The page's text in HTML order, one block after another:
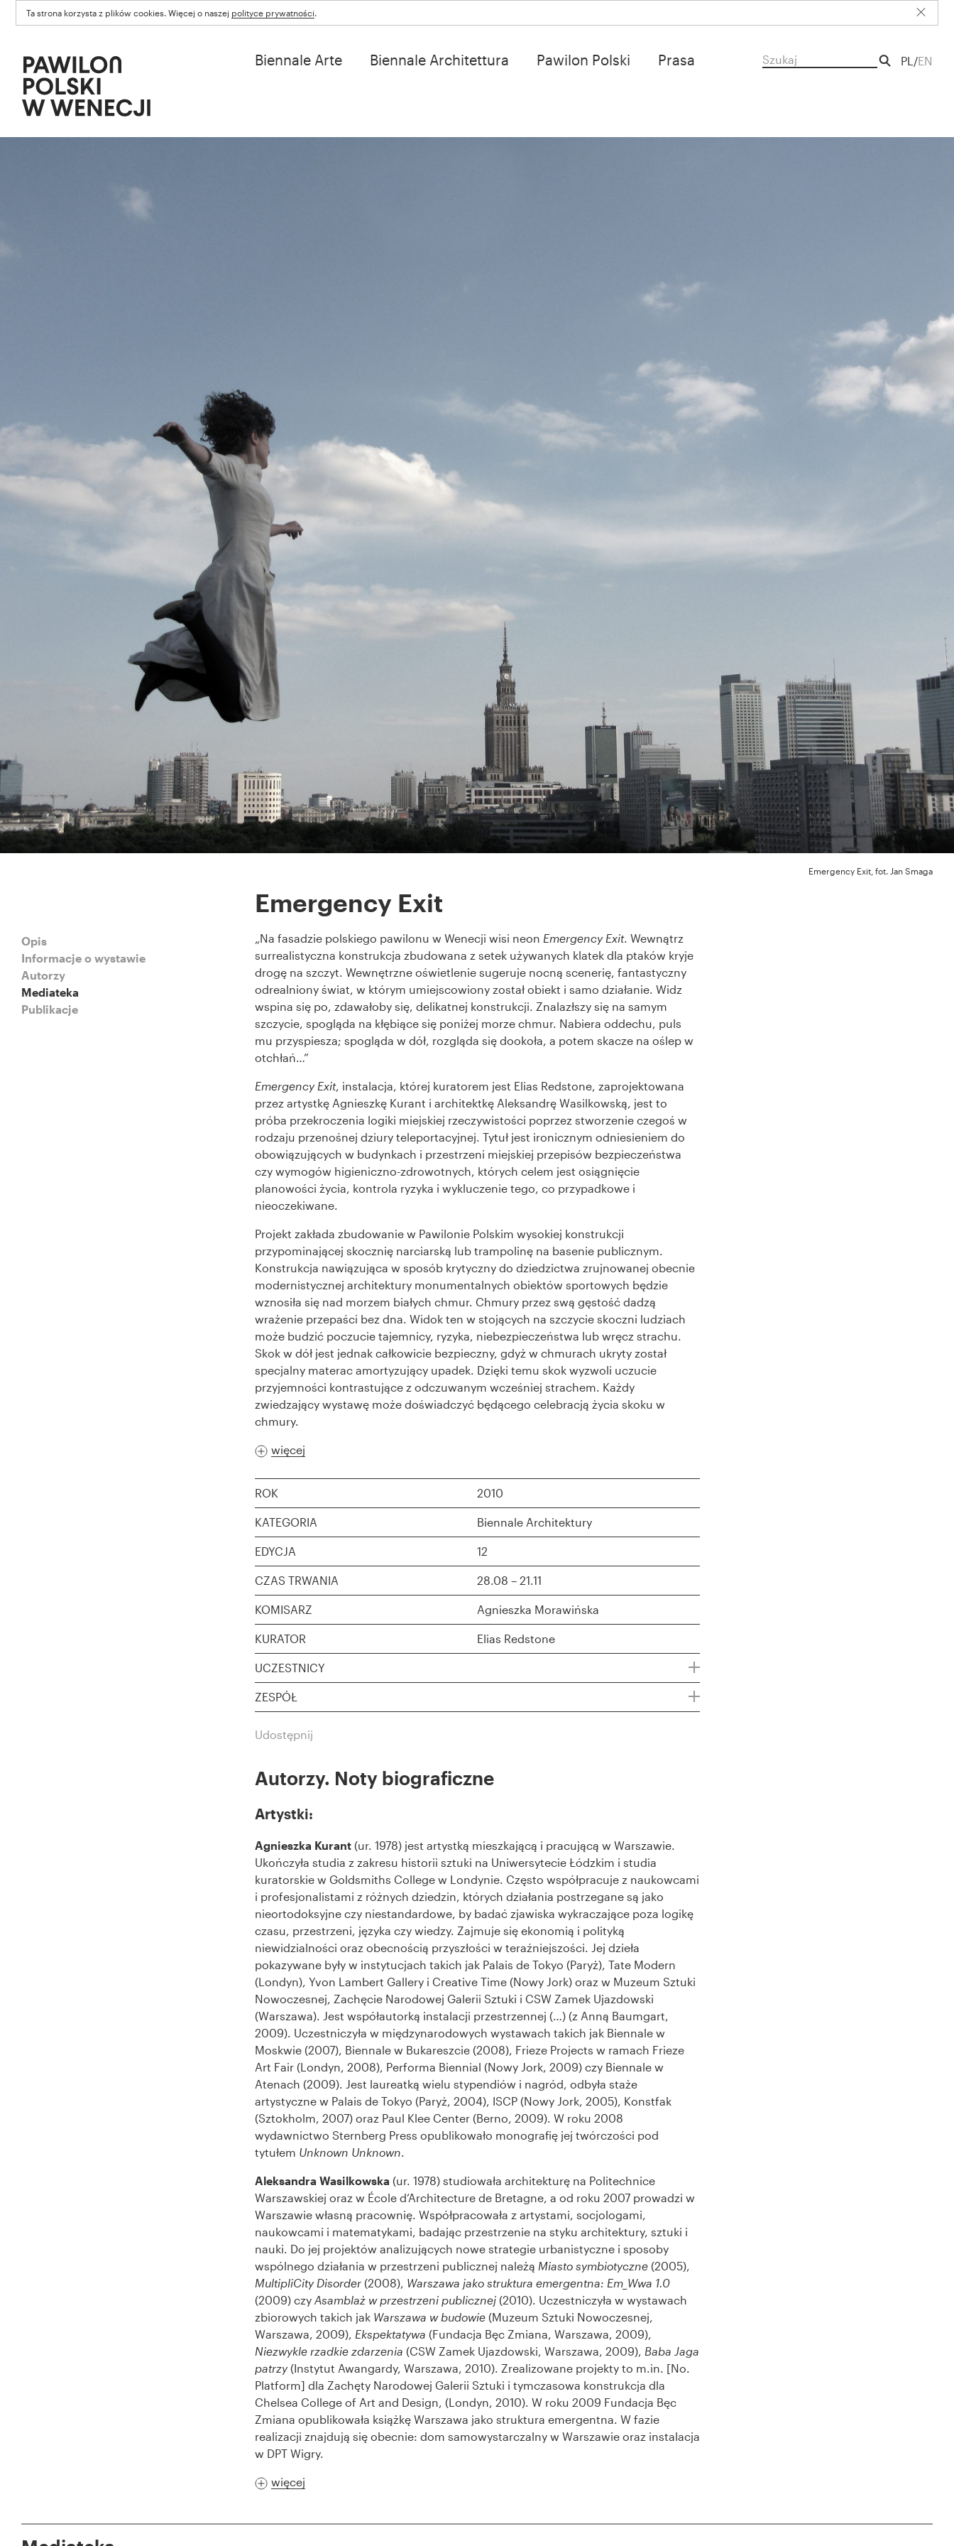
Ta strona korzysta z plików cookies. Więcej o naszej polityce prywatności.
Biennale Arte Biennale Architettura Pawilon Polski Prasa PL EN
Emergency Exit, fot. Jan Smaga
Emergency Exit
Opis
Informacje o wystawie
Autorzy
Mediateka
Publikacje
„Na fasadzie polskiego pawilonu w Wenecji wisi neon Emergency Exit. Wewnątrz
surrealistyczna konstrukcja zbudowana z setek używanych klatek dla ptaków kryje
drogę na szczyt. Wewnętrzne oświetlenie sugeruje nocną scenerię, fantastyczny
odrealniony świat, w którym umiejscowiony został obiekt i samo działanie. Widz
wspina się po, zdawałoby się, delikatnej konstrukcji. Znalazłszy się na samym
szczycie, spogląda na kłębiące się poniżej morze chmur. Nabiera oddechu, puls
mu przyspiesza; spogląda w dół, rozgląda się dookoła, a potem skacze na oślep w
otchłań…”
Emergency Exit, instalacja, której kuratorem jest Elias Redstone, zaprojektowana
przez artystkę Agnieszkę Kurant i architektkę Aleksandrę Wasilkowską, jest to
próba przekroczenia logiki miejskiej rzeczywistości poprzez stworzenie czegoś w
rodzaju przenośnej dziury teleportacyjnej. Tytuł jest ironicznym odniesieniem do
obowiązujących w budynkach i przestrzeni miejskiej przepisów bezpieczeństwa
czy wymogów higieniczno-zdrowotnych, których celem jest osiągnięcie
planowości życia, kontrola ryzyka i wykluczenie tego, co przypadkowe i
nieoczekiwane.
Projekt zakłada zbudowanie w Pawilonie Polskim wysokiej konstrukcji
przypominającej skocznię narciarską lub trampolinę na basenie publicznym.
Konstrukcja nawiązująca w sposób krytyczny do dziedzictwa zrujnowanej obecnie
modernistycznej architektury monumentalnych obiektów sportowych będzie
wznosiła się nad morzem białych chmur. Chmury przez swą gęstość dadzą
wrażenie przepaści bez dna. Widok ten w stojących na szczycie skoczni ludziach
może budzić poczucie tajemnicy, ryzyka, niebezpieczeństwa lub wręcz strachu.
Skok w dół jest jednak całkowicie bezpieczny, gdyż w chmurach ukryty został
specjalny materac amortyzujący upadek. Dzięki temu skok wyzwoli uczucie
przyjemności kontrastujące z odczuwanym wcześniej strachem. Każdy
zwiedzający wystawę może doświadczyć będącego celebracją życia skoku w
chmury.
więcej
ROK 2010
KATEGORIA Biennale Architektury
EDYCJA 12
CZAS TRWANIA 28.08 – 21.11
KOMISARZ Agnieszka Morawińska
KURATOR Elias Redstone
UCZESTNICY
ZESPÓŁ
Udostępnij
Autorzy. Noty biograficzne
Artystki:
Agnieszka Kurant(ur. 1978) jest artystką mieszkającą i pracującą w Warszawie.
Ukończyła studia z zakresu historii sztuki na Uniwersytecie Łódzkim i studia
kuratorskie w Goldsmiths College w Londynie. Często współpracuje z naukowcami
i profesjonalistami z różnych dziedzin, których działania postrzegane są jako
nieortodoksyjne czy niestandardowe, by badać zjawiska wykraczające poza logikę
czasu, przestrzeni, języka czy wiedzy. Zajmuje się ekonomią i polityką
niewidzialności oraz obecnością przyszłości w teraźniejszości. Jej dzieła
pokazywane były w instytucjach takich jak Palais de Tokyo (Paryż), Tate Modern
(Londyn), Yvon Lambert Gallery i Creative Time (Nowy Jork) oraz w Muzeum Sztuki
Nowoczesnej, Zachęcie Narodowej Galerii Sztuki i CSW Zamek Ujazdowski
(Warszawa). Jest współautorką instalacji przestrzennej (…) (z Anną Baumgart,
2009). Uczestniczyła w międzynarodowych wystawach takich jak Biennale w
Moskwie (2007), Biennale w Bukareszcie (2008), Frieze Projects w ramach Frieze
Art Fair (Londyn, 2008), Performa Biennial (Nowy Jork, 2009) czy Biennale w
Atenach (2009). Jest laureatką wielu stypendiów i nagród, odbyła staże
artystyczne w Palais de Tokyo (Paryż, 2004), ISCP (Nowy Jork, 2005), Konstfak
(Sztokholm, 2007) oraz Paul Klee Center (Berno, 2009). W roku 2008
wydawnictwo Sternberg Press opublikowało monografię jej twórczości pod
tytułem Unknown Unknown.
Aleksandra Wasilkowska (ur. 1978) studiowała architekturę na Politechnice
Warszawskiej oraz w École d’Architecture de Bretagne, a od roku 2007 prowadzi w
Warszawie własną pracownię. Współpracowała z artystami, socjologami,
naukowcami i matematykami, badając przestrzenie na styku architektury, sztuki i
nauki. Do jej projektów analizujących nowe strategie urbanistyczne i sposoby
wspólnego działania w przestrzeni publicznej należą Miasto symbiotyczne(2005),
MultipliCity Disorder(2008), Warszawa jako struktura emergentna: Em_Wwa 1.0
(2009) czy Asamblaż w przestrzeni publicznej(2010). Uczestniczyła w wystawach
zbiorowych takich jak Warszawa w budowie(Muzeum Sztuki Nowoczesnej,
Warszawa, 2009), Ekspektatywa (Fundacja Bęc Zmiana, Warszawa, 2009),
Niezwykle rzadkie zdarzenia (CSW Zamek Ujazdowski, Warszawa, 2009), Baba Jaga
patrzy(Instytut Awangardy, Warszawa, 2010). Zrealizowane projekty to m.in. [No.
Platform] dla Zachęty Narodowej Galerii Sztuki i tymczasowa konstrukcja dla
Chelsea College of Art and Design, (Londyn, 2010). W roku 2009 Fundacja Bęc
Zmiana opublikowała książkę Warszawa jako struktura emergentna. W fazie
realizacji znajdują się obecnie: dom samowystarczalny w Warszawie oraz instalacja
w DPT Wigry.
więcej